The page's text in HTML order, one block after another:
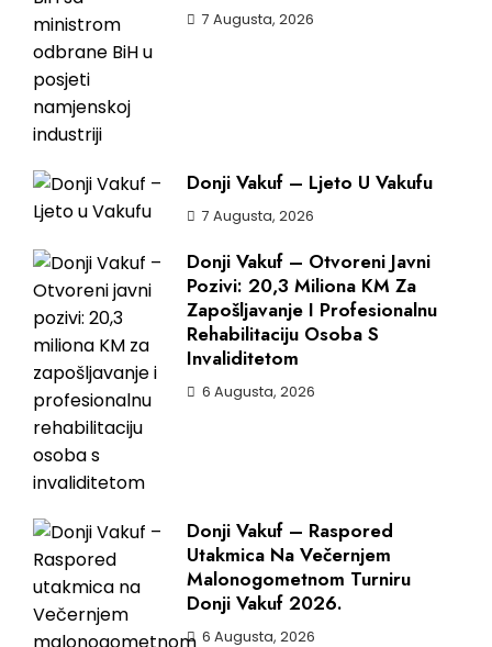
7 Augusta, 2026
Donji Vakuf – Ljeto U Vakufu
7 Augusta, 2026
Donji Vakuf – Otvoreni Javni
Pozivi: 20,3 Miliona KM Za
Zapošljavanje I Profesionalnu
Rehabilitaciju Osoba S
Invaliditetom
6 Augusta, 2026
Donji Vakuf – Raspored
Utakmica Na Večernjem
Malonogometnom Turniru
Donji Vakuf 2026.
6 Augusta, 2026